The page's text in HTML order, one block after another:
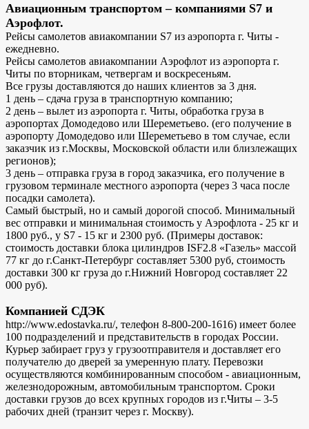
Авиационным транспортом – компаниями S7 и
Аэрофлот.
Рейсы самолетов авиакомпании S7 из аэропорта г. Читы -
ежедневно.
Рейсы самолетов авиакомпании Аэрофлот из аэропорта г.
Читы по вторникам, четвергам и воскресеньям.
Все грузы доставляются до наших клиентов за 3 дня.
1 день – сдача груза в транспортную компанию;
2 день – вылет из аэропорта г. Читы, обработка груза в
аэропортах Домодедово или Шереметьево. (его получение в
аэропорту Домодедово или Шереметьево в том случае, если
заказчик из г.Москвы, Московской области или близлежащих
регионов);
3 день – отправка груза в город заказчика, его получение в
грузовом терминале местного аэропорта (через 3 часа после
посадки самолета).
Самый быстрый, но и самый дорогой способ. Минимальный
вес отправки и минимальная стоимость у Аэрофлота - 25 кг и
1800 руб., у S7 - 15 кг и 2300 руб. (Примеры доставок:
стоимость доставки блока цилиндров ISF2.8 «Газель» массой
77 кг до г.Санкт-Петербург составляет 5300 руб, стоимость
доставки 300 кг груза до г.Нижний Новгород составляет 22
000 руб).
Компанией СДЭК
http://www.edostavka.ru/, телефон 8-800-200-1616) имеет более
100 подразделений и представительств в городах России.
Курьер забирает груз у грузоотправителя и доставляет его
получателю до дверей за умеренную плату. Перевозки
осуществляются комбинированным способом - авиационным,
железнодорожным, автомобильным транспортом. Сроки
доставки грузов до всех крупных городов из г.Читы – 3-5
рабочих дней (транзит через г. Москву).